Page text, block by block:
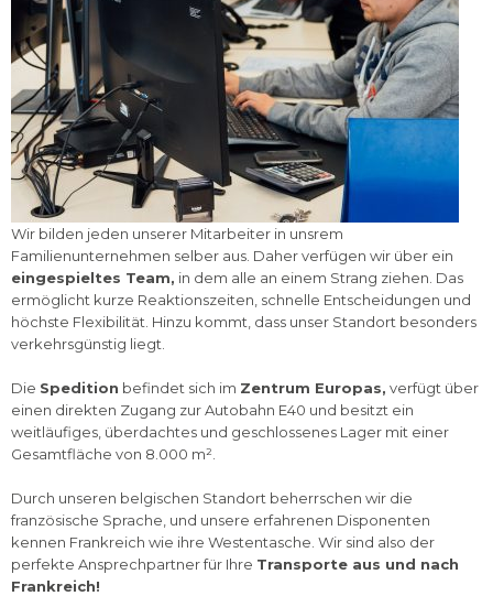
Wir bilden jeden unserer Mitarbeiter in unsrem
Familienunternehmen selber aus. Daher verfügen wir über ein
eingespieltes Team, in dem alle an einem Strang ziehen. Das
ermöglicht kurze Reaktionszeiten, schnelle Entscheidungen und
höchste Flexibilität. Hinzu kommt, dass unser Standort besonders
verkehrsgünstig liegt.
Die Spedition befindet sich im Zentrum Europas, verfügt über
einen direkten Zugang zur Autobahn E40 und besitzt ein
weitläufiges, überdachtes und geschlossenes Lager mit einer
Gesamtfläche von 8.000 m².
Durch unseren belgischen Standort beherrschen wir die
französische Sprache, und unsere erfahrenen Disponenten
kennen Frankreich wie ihre Westentasche. Wir sind also der
perfekte Ansprechpartner für Ihre Transporte aus und nach
Frankreich!